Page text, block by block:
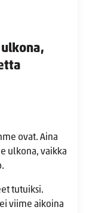
ovat. Aina
ulkona, vaikka
tutuiksi.
viime aikoina